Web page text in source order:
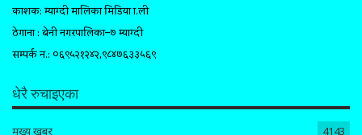
प्रकाशक: म्याग्दी मालिका मिडिया प्रा.ली
ठेगाना : बेनी नगरपालिका–७ म्याग्दी
सम्पर्क न.: ०६९५२१२४२,९८४७६३३५६९
धेरै रुचाइएका
मुख्य खबर 4143